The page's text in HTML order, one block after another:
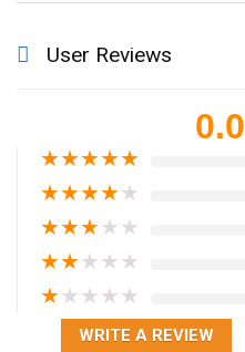
User Reviews
0.0
★★★★★
★★★★★
★★★★★
★★★★★
★★★★★
WRITE A REVIEW